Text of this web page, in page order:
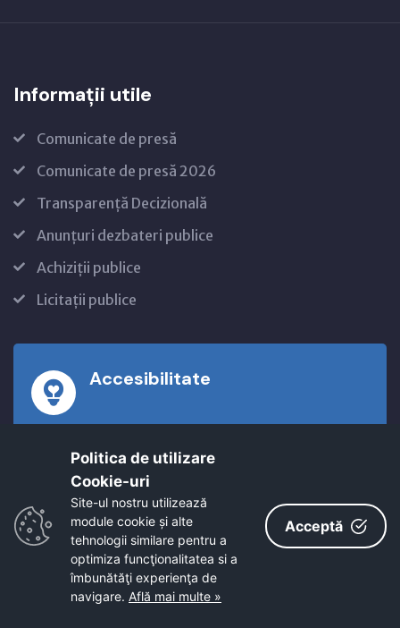
Informații utile
Comunicate de presă
Comunicate de presă 2026
Transparență Decizională
Anunțuri dezbateri publice
Achiziții publice
Licitații publice
Accesibilitate
site-ului
MAI MULTE DETALII
Politica de utilizare
Cookie-uri‎
Site-ul nostru utilizează
module cookie și alte
tehnologii similare pentru a
optimiza funcţionalitatea si a
îmbunătăţi experienţa de
navigare. Află mai multe »
Acceptă